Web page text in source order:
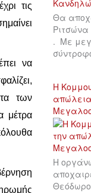
τις
να
των
μέτρα
Θα
Ριτσώνα
. Με
Η
Η